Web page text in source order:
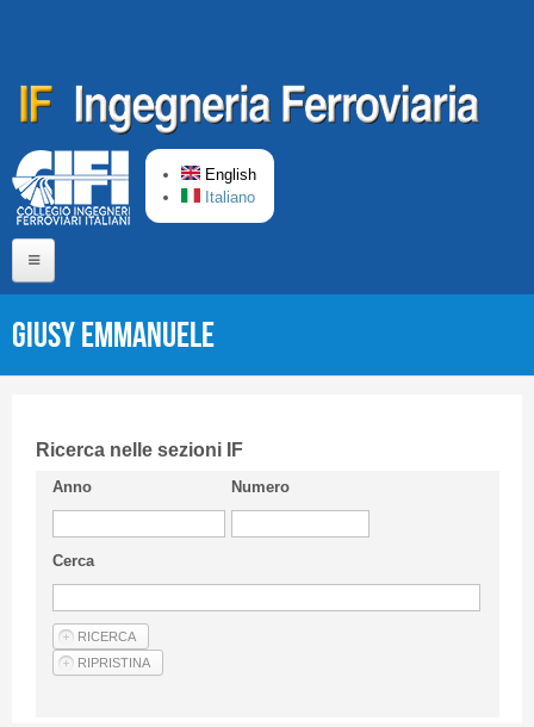
English
Italiano
Short presentation CIFI
Guideline
Privacy & Policy
Articles
Giusy EMMANUELE
Ricerca nelle sezioni IF
Anno Numero
Cerca